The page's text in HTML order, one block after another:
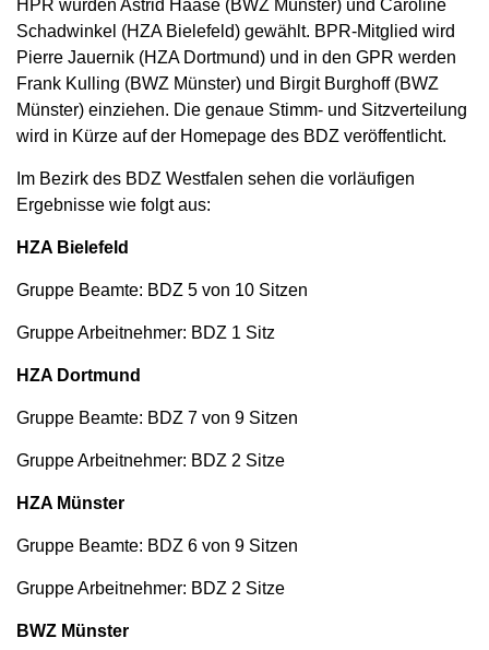
HPR wurden Astrid Haase (BWZ Münster) und Caroline
Schadwinkel (HZA Bielefeld) gewählt. BPR-Mitglied wird
Pierre Jauernik (HZA Dortmund) und in den GPR werden
Frank Kulling (BWZ Münster) und Birgit Burghoff (BWZ
Münster) einziehen. Die genaue Stimm- und Sitzverteilung
wird in Kürze auf der Homepage des BDZ veröffentlicht.
Im Bezirk des BDZ Westfalen sehen die vorläufigen
Ergebnisse wie folgt aus:
HZA Bielefeld
Gruppe Beamte: BDZ 5 von 10 Sitzen
Gruppe Arbeitnehmer: BDZ 1 Sitz
HZA Dortmund
Gruppe Beamte: BDZ 7 von 9 Sitzen
Gruppe Arbeitnehmer: BDZ 2 Sitze
HZA Münster
Gruppe Beamte: BDZ 6 von 9 Sitzen
Gruppe Arbeitnehmer: BDZ 2 Sitze
BWZ Münster